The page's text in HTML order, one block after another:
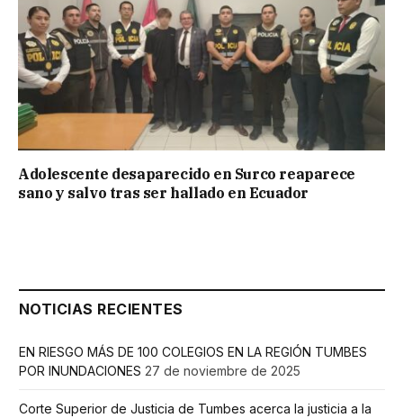
Adolescente desaparecido en Surco reaparece
sano y salvo tras ser hallado en Ecuador
NOTICIAS RECIENTES
EN RIESGO MÁS DE 100 COLEGIOS EN LA REGIÓN TUMBES
POR INUNDACIONES 27 de noviembre de 2025
Corte Superior de Justicia de Tumbes acerca la justicia a la